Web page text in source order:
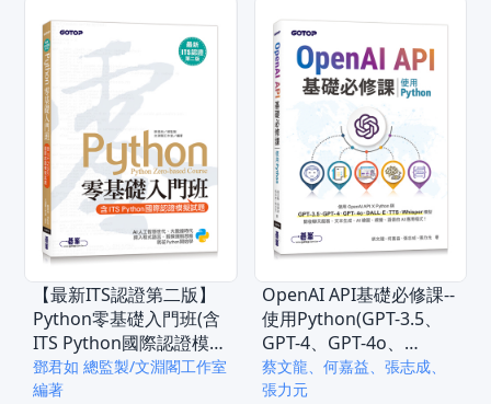
【最新ITS認證第二版】
Python零基礎入門班(含
ITS Python國際認證模擬
試題)(電子書)
鄧君如 總監製/文淵閣工作室
編著
OpenAI API基礎必修課--
使用Python(GPT-3.5、
GPT-4、GPT-4o、
DALL·E、TTS、Whisper
模型)(電子書)
蔡文龍、何嘉益、張志成、
張力元